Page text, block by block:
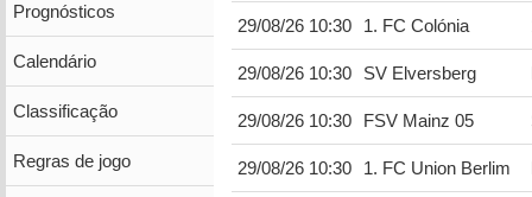
Prognósticos
Calendário
Classificação
Regras de jogo
29/08/26 10:30 1. FC Colónia
29/08/26 10:30 SV Elversberg
29/08/26 10:30 FSV Mainz 05
29/08/26 10:30 1. FC Union Berlim